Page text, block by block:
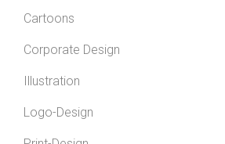
Cartoons
Corporate Design
Illustration
Logo-Design